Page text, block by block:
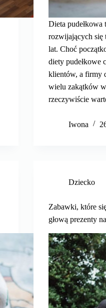
Dieta pudełkowa
rozwijających się
lat. Choć
diety pudełkowe
klientów, a firmy
wielu zakątków
rzeczywiście
Iwona
Dziecko
Zabawki, które
głową prezenty